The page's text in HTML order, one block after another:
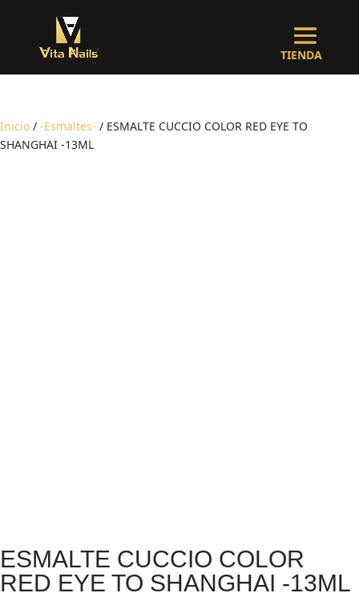
Inicio / -Esmaltes- / ESMALTE CUCCIO COLOR RED EYE TO
SHANGHAI -13ML
ESMALTE CUCCIO COLOR
RED EYE TO SHANGHAI -13ML